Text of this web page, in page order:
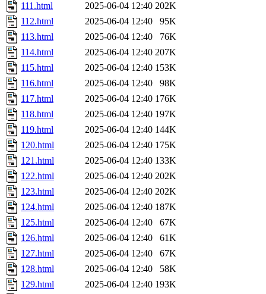
111.html
2025-06-04 12:40 202K
112.html
2025-06-04 12:40
95K
113.html
2025-06-04 12:40
76K
114.html
2025-06-04 12:40 207K
115.html
2025-06-04 12:40 153K
116.html
2025-06-04 12:40
98K
117.html
2025-06-04 12:40 176K
118.html
2025-06-04 12:40 197K
119.html
2025-06-04 12:40 144K
120.html
2025-06-04 12:40 175K
121.html
2025-06-04 12:40 133K
122.html
2025-06-04 12:40 202K
123.html
2025-06-04 12:40 202K
124.html
2025-06-04 12:40 187K
125.html
2025-06-04 12:40
67K
126.html
2025-06-04 12:40
61K
127.html
2025-06-04 12:40
67K
128.html
2025-06-04 12:40
58K
129.html
2025-06-04 12:40 193K